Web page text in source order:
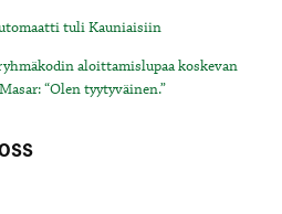
tuli Kauniaisiin
aloittamislupaa koskevan
“Olen tyytyväinen.”